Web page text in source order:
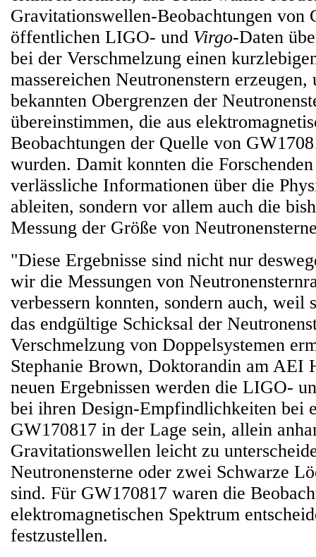
Gravitationswellen-Beobachtungen von
öffentlichen LIGO- und Virgo-Daten
bei der Verschmelzung einen
massereichen Neutronenstern
bekannten Obergrenzen der
übereinstimmen, die aus
Beobachtungen der Quelle von
wurden. Damit konnten die
verlässliche Informationen über die
ableiten, sondern vor allem auch die
Messung der Größe von
"Diese Ergebnisse sind nicht nur
wir die Messungen von
verbessern konnten, sondern auch, weil
das endgültige Schicksal der
Verschmelzung von Doppelsystemen
Stephanie Brown, Doktorandin am AEI
neuen Ergebnissen werden die LIGO-
bei ihren Design-Empfindlichkeiten bei
GW170817 in der Lage sein, allein
Gravitationswellen leicht zu
Neutronensterne oder zwei Schwarze
sind. Für GW170817 waren die
elektromagnetischen Spektrum
festzustellen.